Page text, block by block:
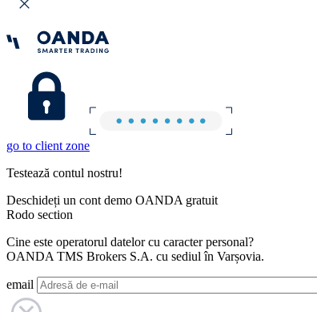
go to client zone
Testează contul nostru!
Deschideți un cont demo OANDA gratuit
Rodo section
Cine este operatorul datelor cu caracter personal?
OANDA TMS Brokers S.A. cu sediul în Varșovia.
email